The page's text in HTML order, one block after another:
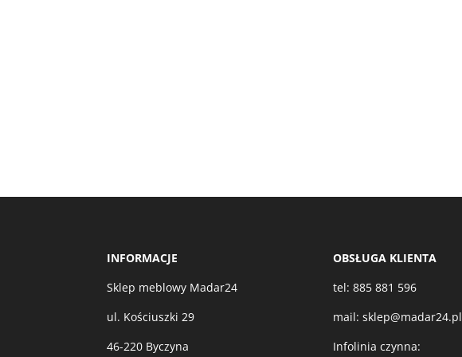
INFORMACJE
Sklep meblowy Madar24
ul. Kościuszki 29
46-220 Byczyna
OBSŁUGA KLIENTA
tel: 885 881 596
mail: sklep@madar24.pl
Infolinia czynna: